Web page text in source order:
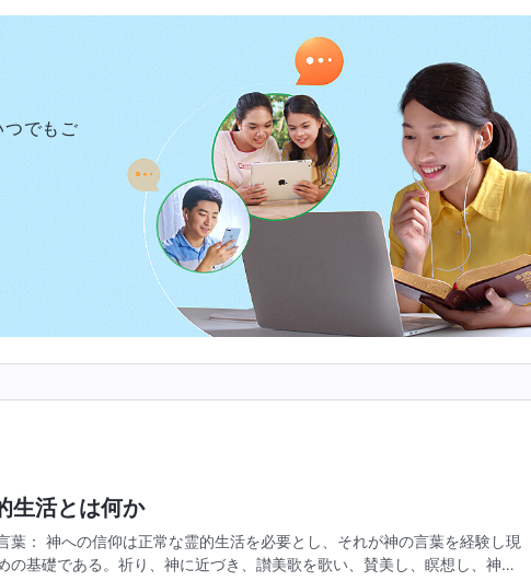
でもご
生活とは何か
葉： 神への信仰は正常な霊的生活を必要とし、それが神の言葉を経験し現
の基礎である。祈り、神に近づき、讃美歌を歌い、賛美し、瞑想し、神の